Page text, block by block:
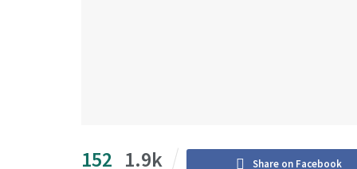
152 1.9k Share on Facebook